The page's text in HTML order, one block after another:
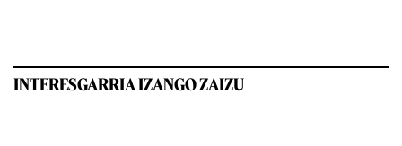
INTERESGARRIA IZANGO ZAIZU